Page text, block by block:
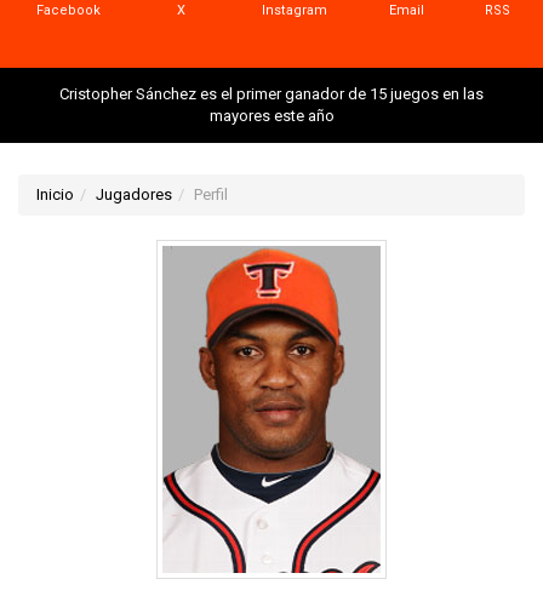
Facebook X Instagram Email RSS
Cristopher Sánchez es el primer ganador de 15 juegos en las
mayores este año
Inicio Jugadores Perfil